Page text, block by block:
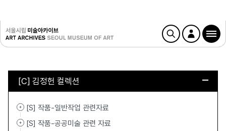
[C] 김정헌 컬렉션
[S] 작품-일반작업 관련자료
[S] 작품-공공미술 관련 자료